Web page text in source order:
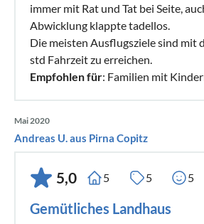
immer mit Rat und Tat bei Seite,
Abwicklung klappte tadellos.
Die meisten Ausflugsziele sind mit
std Fahrzeit zu erreichen.
Empfohlen für: Familien mit
Mai 2020
Andreas U. aus Pirna Copitz
5,0 5 5 5
Gemütliches Landhaus